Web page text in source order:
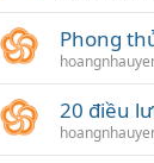
Phong
20 điều